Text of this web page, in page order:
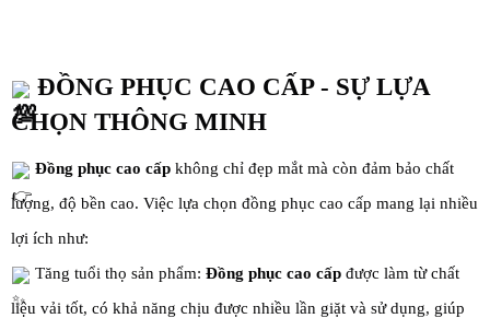
ĐỒNG PHỤC CAO CẤP- SỰ LỰA
CHỌN THÔNG MINH
Đồng phục cao cấp không chỉ đẹp mắt mà còn đảm bảo chất
lượng, độ bền cao. Việc lựa chọn đồng phục cao cấp mang lại nhiều
lợi ích như:
Tăng tuổi thọ sản phẩm:Đồng phục cao cấp được làm từ chất
liệu vải tốt, có khả năng chịu được nhiều lần giặt và sử dụng, giúp